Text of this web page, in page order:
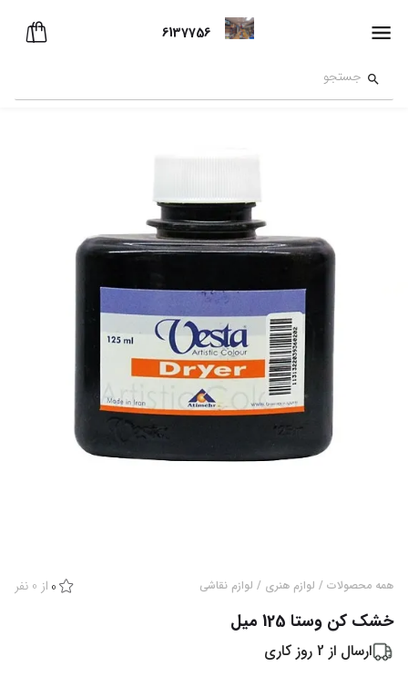
6137756
همه محصولات / لوازم هنری / لوازم نقاشی 0 از 0 نفر
خشک کن وستا 125 میل
ارسال از 2 روز کاری